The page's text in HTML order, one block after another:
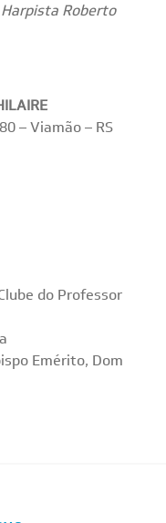
Roberto
– Viamão – RS
do Professor
Emérito, Dom